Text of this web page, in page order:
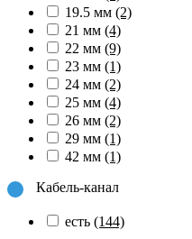
19.5 мм (2)
21 мм (4)
22 мм (9)
23 мм (1)
24 мм (2)
25 мм (4)
26 мм (2)
29 мм (1)
42 мм (1)
Кабель-канал
есть (144)